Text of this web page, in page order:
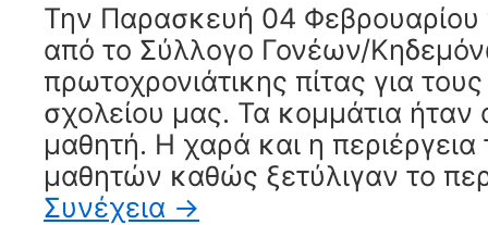
Την Παρασκευή 04 Φεβρουαρίου
από το Σύλλογο Γονέων/
πρωτοχρονιάτικης πίτας για
σχολείου μας. Τα κομμάτια ήταν
μαθητή. Η χαρά και η
μαθητών καθώς ξετύλιγαν το
Συνέχεια →